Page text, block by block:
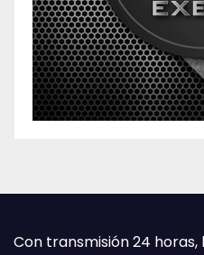
Con transmisión 24